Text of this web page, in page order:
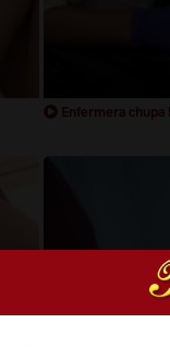
Enfermera chupa